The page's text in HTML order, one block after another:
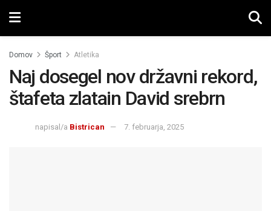
Domov Šport Atletika
Naj dosegel nov državni rekord,
štafeta zlatain David srebrn
napisal/a Bistrican 7. februarja, 2025